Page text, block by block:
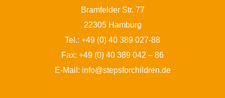
Bramfelder Str. 77
22305 Hamburg
Tel.: +49 (0) 40 389 027-88
Fax: +49 (0) 40 389 042 – 86
E-Mail: info@stepsforchildren.de